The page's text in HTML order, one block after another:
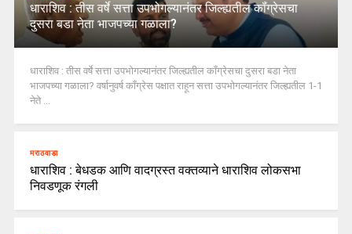
धाराशिव : तीस वर्षे सत्ता उपभोगल्यानंतर जिल्ह्यतील कॉंग्रेसचा
दुसरा बडा नेता भाजपच्या गळाला?
धाराशिव : तीस वर्षे सत्ता उपभोगल्यानंतर जिल्ह्यतील कॉंग्रेसचा दुसरा बडा नेता
भाजपच्या गळाला? वर्षानुवर्ष काँग्रेस पक्षात राहून सत्ता उपभोगल्यानंतर जिल्ह्यतील 1-1
नेते ...
मराठवाडा
धाराशिव : बेधडक आणि वादग्रस्त वक्तव्याने धाराशिव लोकसभा
निवडणूक रंगली